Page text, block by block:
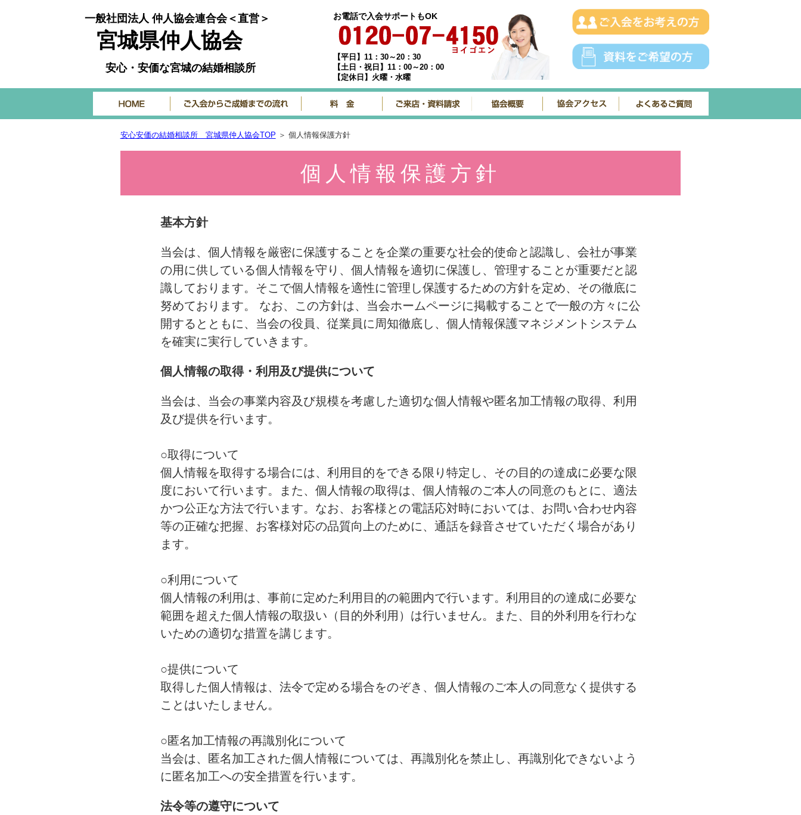
一般社団法人 仲人協会連合会＜直営＞
宮城県仲人協会
安心・安価な宮城の結婚相談所
お電話で入会サポートもOK
【平日】11：30～20：30
【土日・祝日】11：00～20：00
【定休日】火曜・水曜
安心安価の結婚相談所 宮城県仲人協会TOP ＞ 個人情報保護方針
個人情報保護方針
基本方針
当会は、個人情報を厳密に保護することを企業の重要な社会的使命と認識し、会社が事業
の用に供している個人情報を守り、個人情報を適切に保護し、管理することが重要だと認
識しております。そこで個人情報を適性に管理し保護するための方針を定め、その徹底に
努めております。 なお、この方針は、当会ホームページに掲載することで一般の方々に公
開するとともに、当会の役員、従業員に周知徹底し、個人情報保護マネジメントシステム
を確実に実行していきます。
個人情報の取得・利用及び提供について
当会は、当会の事業内容及び規模を考慮した適切な個人情報や匿名加工情報の取得、利用
及び提供を行います。
○取得について
個人情報を取得する場合には、利用目的をできる限り特定し、その目的の達成に必要な限
度において行います。また、個人情報の取得は、個人情報のご本人の同意のもとに、適法
かつ公正な方法で行います。なお、お客様との電話応対時においては、お問い合わせ内容
等の正確な把握、お客様対応の品質向上のために、通話を録音させていただく場合があり
ます。
○利用について
個人情報の利用は、事前に定めた利用目的の範囲内で行います。利用目的の達成に必要な
範囲を超えた個人情報の取扱い（目的外利用）は行いません。また、目的外利用を行わな
いための適切な措置を講じます。
○提供について
取得した個人情報は、法令で定める場合をのぞき、個人情報のご本人の同意なく提供する
ことはいたしません。
○匿名加工情報の再識別化について
当会は、匿名加工された個人情報については、再識別化を禁止し、再識別化できないよう
に匿名加工への安全措置を行います。
法令等の遵守について